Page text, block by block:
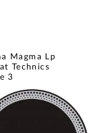
Magma Lp
Technics
3